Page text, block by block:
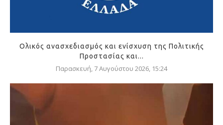
Ολικός ανασχεδιασμός και ενίσχυση της Πολιτικής
Προστασίας και...
Παρασκευή, 7 Αυγούστου 2026, 15:24